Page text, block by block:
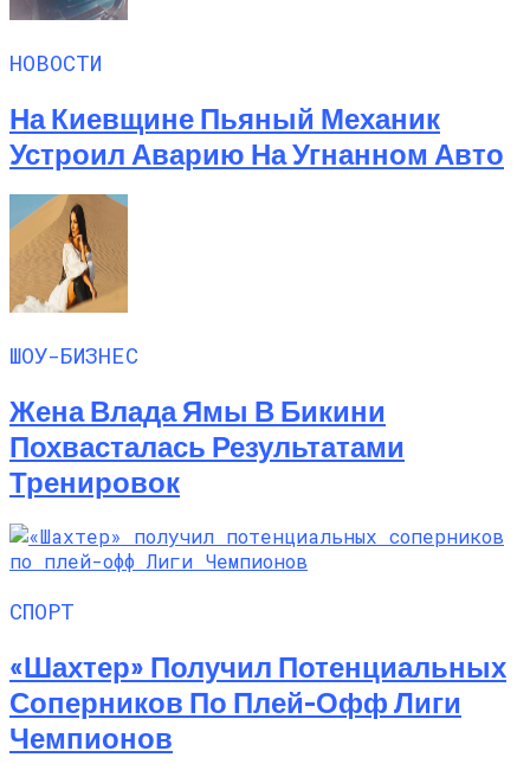
НОВОСТИ
На Киевщине Пьяный Механик
Устроил Аварию На Угнанном Авто
ШОУ-БИЗНЕС
Жена Влада Ямы В Бикини
Похвасталась Результатами
Тренировок
СПОРТ
«Шахтер» Получил Потенциальных
Соперников По Плей-Офф Лиги
Чемпионов